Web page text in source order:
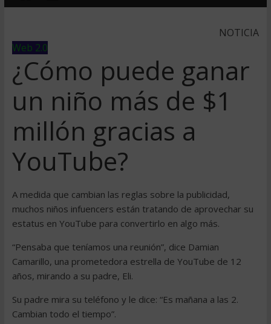
NOTICIA
Web 2.0
¿Cómo puede ganar
un niño más de $1
millón gracias a
YouTube?
A medida que cambian las reglas sobre la publicidad,
muchos niños infuencers están tratando de aprovechar su
estatus en YouTube para convertirlo en algo más.
“Pensaba que teníamos una reunión”, dice Damian
Camarillo, una prometedora estrella de YouTube de 12
años, mirando a su padre, Eli.
Su padre mira su teléfono y le dice: “Es mañana a las 2.
Cambian todo el tiempo”.